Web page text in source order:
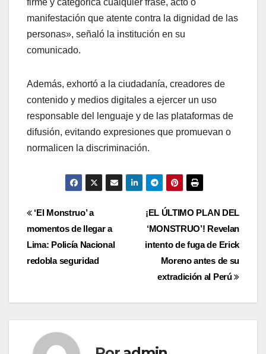
manifestación que atente contra la dignidad de las
personas», señaló la institución en su
comunicado.
Además, exhortó a la ciudadanía, creadores de
contenido y medios digitales a ejercer un uso
responsable del lenguaje y de las plataformas de
difusión, evitando expresiones que promuevan o
normalicen la discriminación.
Navegación
de
entradas
¡EL ÚLTIMO PLAN DEL
‘MONSTRUO’! Revelan
intento de fuga de Erick
Moreno antes de su
extradición al Perú
‘El Monstruo’ a
momentos de llegar a
Lima: Policía Nacional
redobla seguridad